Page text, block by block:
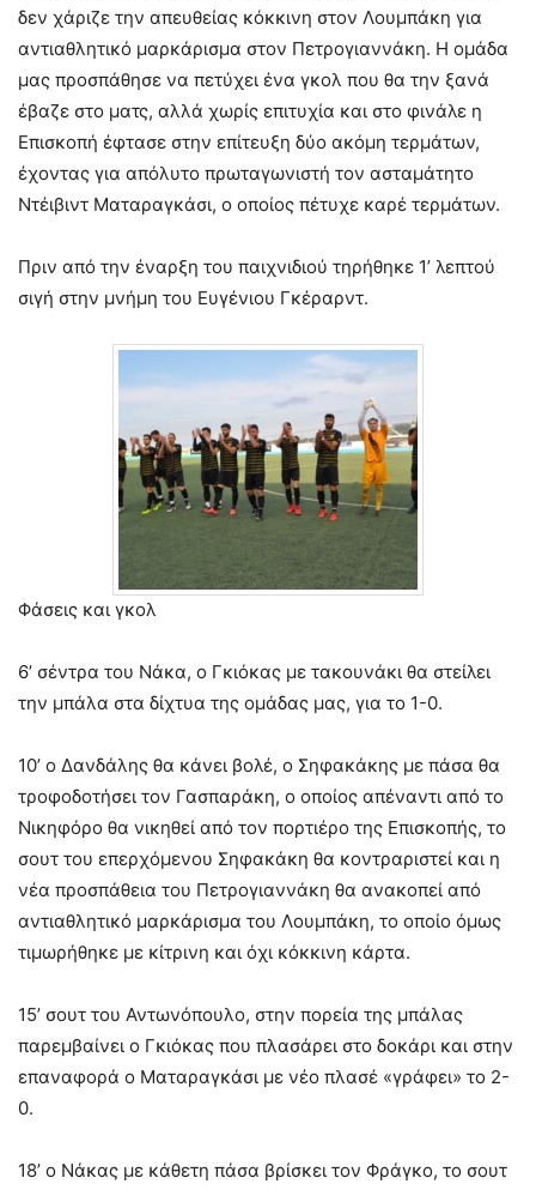
δεν χάριζε την απευθείας κόκκινη στον Λουμπάκη για
αντιαθλητικό μαρκάρισμα στον Πετρογιαννάκη. Η ομάδα
μας προσπάθησε να πετύχει ένα γκολ που θα την ξανά
έβαζε στο ματς, αλλά χωρίς επιτυχία και στο φινάλε η
Επισκοπή έφτασε στην επίτευξη δύο ακόμη τερμάτων,
έχοντας για απόλυτο πρωταγωνιστή τον ασταμάτητο
Ντέιβιντ Ματαραγκάσι, ο οποίος πέτυχε καρέ τερμάτων.
Πριν από την έναρξη του παιχνιδιού τηρήθηκε 1’ λεπτού
σιγή στην μνήμη του Ευγένιου Γκέραρντ.
Φάσεις και γκολ
6’ σέντρα του Νάκα, ο Γκιόκας με τακουνάκι θα στείλει
την μπάλα στα δίχτυα της ομάδας μας, για το 1-0.
10’ ο Δανδάλης θα κάνει βολέ, ο Σηφακάκης με πάσα θα
τροφοδοτήσει τον Γασπαράκη, ο οποίος απέναντι από το
Νικηφόρο θα νικηθεί από τον πορτιέρο της Επισκοπής, το
σουτ του επερχόμενου Σηφακάκη θα κοντραριστεί και η
νέα προσπάθεια του Πετρογιαννάκη θα ανακοπεί από
αντιαθλητικό μαρκάρισμα του Λουμπάκη, το οποίο όμως
τιμωρήθηκε με κίτρινη και όχι κόκκινη κάρτα.
15’ σουτ του Αντωνόπουλο, στην πορεία της μπάλας
παρεμβαίνει ο Γκιόκας που πλασάρει στο δοκάρι και στην
επαναφορά ο Ματαραγκάσι με νέο πλασέ «γράφει» το 2-
0.
18’ ο Νάκας με κάθετη πάσα βρίσκει τον Φράγκο, το σουτ